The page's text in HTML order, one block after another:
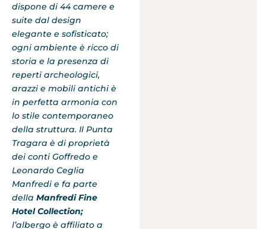
dispone di 44 camere e
suite dal design
elegante e sofisticato;
ogni ambiente è ricco di
storia e la presenza di
reperti archeologici,
arazzi e mobili antichi è
in perfetta armonia con
lo stile contemporaneo
della struttura. Il Punta
Tragara è di proprietà
dei conti Goffredo e
Leonardo Ceglia
Manfredi e fa parte
della Manfredi Fine
Hotel Collection;
l’albergo è affiliato a